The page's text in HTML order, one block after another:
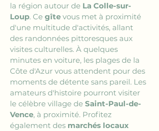
la région autour de La Colle-sur-
Loup. Ce gîte vous met à proximité
d'une multitude d'activités, allant
des randonnées pittoresques aux
visites culturelles. À quelques
minutes en voiture, les plages de la
Côte d'Azur vous attendent pour des
moments de détente sans pareil. Les
amateurs d'histoire pourront visiter
le célèbre village de Saint-Paul-de-
Vence, à proximité. Profitez
également des marchés locaux